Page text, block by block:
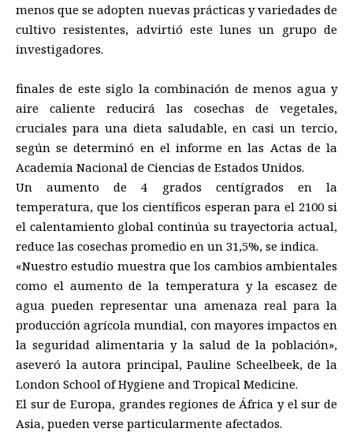
menos que se adopten nuevas prácticas y variedades de
cultivo resistentes, advirtió este lunes un grupo de
investigadores.
finales de este siglo la combinación de menos agua y
aire caliente reducirá las cosechas de vegetales,
cruciales para una dieta saludable, en casi un tercio,
según se determinó en el informe en las Actas de la
Academia Nacional de Ciencias de Estados Unidos.
Un aumento de 4 grados centígrados en la
temperatura, que los científicos esperan para el 2100 si
el calentamiento global continúa su trayectoria actual,
reduce las cosechas promedio en un 31,5%, se indica.
«Nuestro estudio muestra que los cambios ambientales
como el aumento de la temperatura y la escasez de
agua pueden representar una amenaza real para la
producción agrícola mundial, con mayores impactos en
la seguridad alimentaria y la salud de la población»,
aseveró la autora principal, Pauline Scheelbeek, de la
London School of Hygiene and Tropical Medicine.
El sur de Europa, grandes regiones de África y el sur de
Asia, pueden verse particularmente afectados.